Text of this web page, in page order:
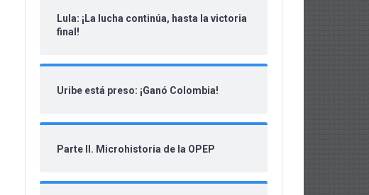
Lula: ¡La lucha continúa, hasta la victoria
final!
Uribe está preso: ¡Ganó Colombia!
Parte II. Microhistoria de la OPEP